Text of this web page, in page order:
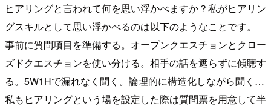
ヒアリングと言われて何を思い浮かべますか？私がヒアリン
グスキルとして思い浮かべるのは以下のようなことです。
事前に質問項目を準備する。オープンクエスチョンとクロー
ズドクエスチョンを使い分ける。相手の話を遮らずに傾聴す
る。5W1Hで漏れなく聞く。論理的に構造化しながら聞く…
私もヒアリングという場を設定した際は質問票を用意して半